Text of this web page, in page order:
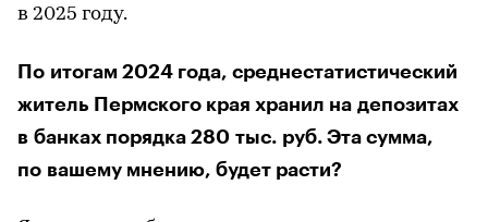
в 2025 году.
По итогам 2024 года, среднестатистический
житель Пермского края хранил на депозитах
в банках порядка 280 тыс. руб. Эта сумма,
по вашему мнению, будет расти?